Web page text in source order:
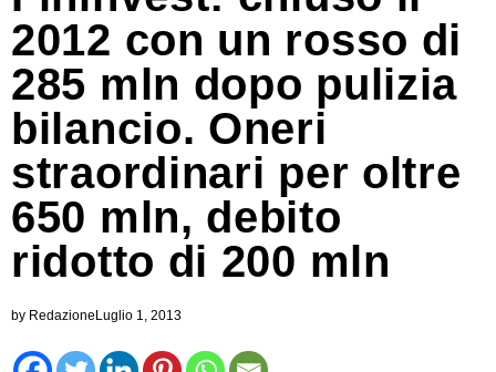
2012 con un rosso di
285 mln dopo pulizia
bilancio. Oneri
straordinari per oltre
650 mln, debito
ridotto di 200 mln
by RedazioneLuglio 1, 2013